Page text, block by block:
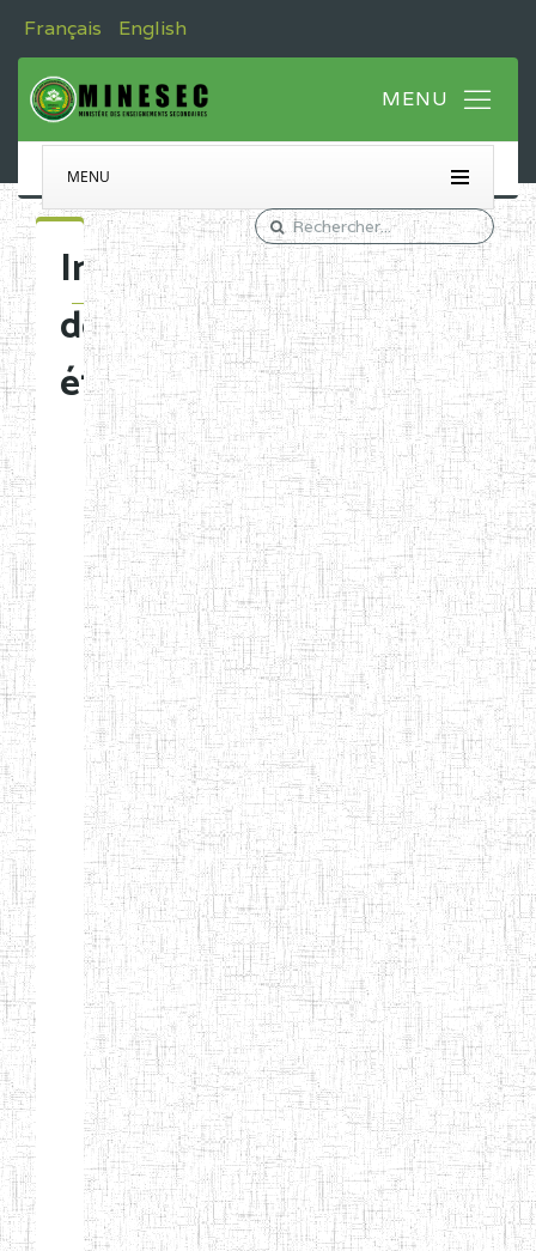
Français English
MENU
Immatriculation
des
établissements
Etablissements
d'enseignement
normal
ENI
Chercher:
Effacer les filtres
Denomination
Type
Nature
Arrondissement